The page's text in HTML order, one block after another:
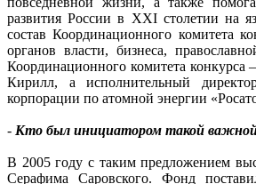
развития России в XXI столетии на
состав Координационного комитета
органов власти, бизнеса,
Координационного комитета
Кирилл, а исполнительный
корпорации по атомной энергии
- Кто был инициатором такой
В 2005 году с таким предложением
Серафима Саровского. Фонд